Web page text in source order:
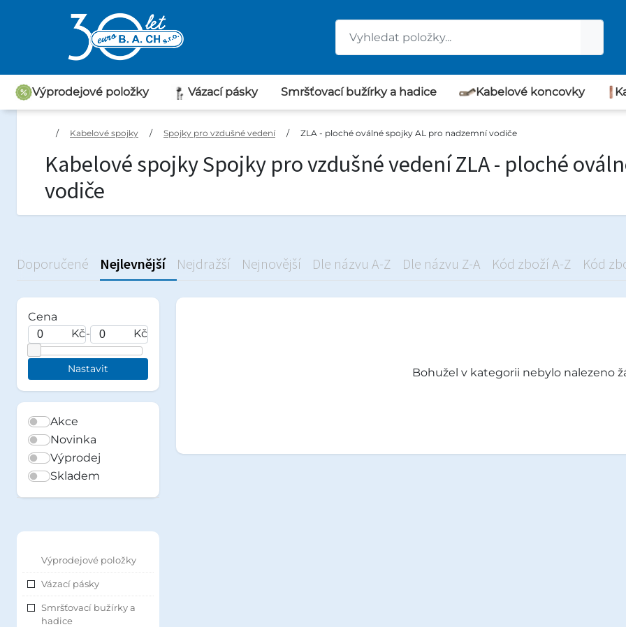
Výprodejové položky Vázací pásky Smršťovací bužírky a hadice Kabelové koncovky
Průchodky
/ Kabelové spojky / Spojky pro vzdušné vedení / ZLA - ploché oválné spojky AL pro nadzemní vodiče
Kabelové spojky Spojky pro vzdušné vedení ZLA - ploché
vodiče
Doporučené Nejlevnější Nejdražší Nejnovější Dle názvu A-Z Dle názvu Z-A Kód zboží A-Z Kód
Cena
Kč- Kč
Akce
Novinka
Výprodej
Skladem
Výprodejové položky
Vázací pásky
Smršťovací bužírky a
hadice
Bohužel v kategorii nebylo nalezeno